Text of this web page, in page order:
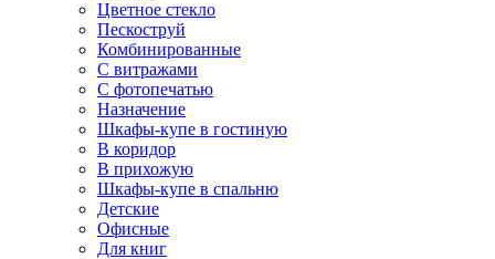
Цветное стекло
Пескоструй
Комбинированные
С витражами
С фотопечатью
Назначение
Шкафы-купе в гостиную
В коридор
В прихожую
Шкафы-купе в спальню
Детские
Офисные
Для книг